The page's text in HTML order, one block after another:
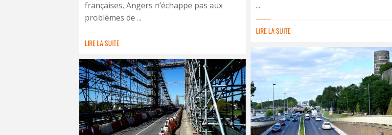
...
LIRE LA SUITE
françaises, Angers n’échappe pas aux
problèmes de ...
LIRE LA SUITE